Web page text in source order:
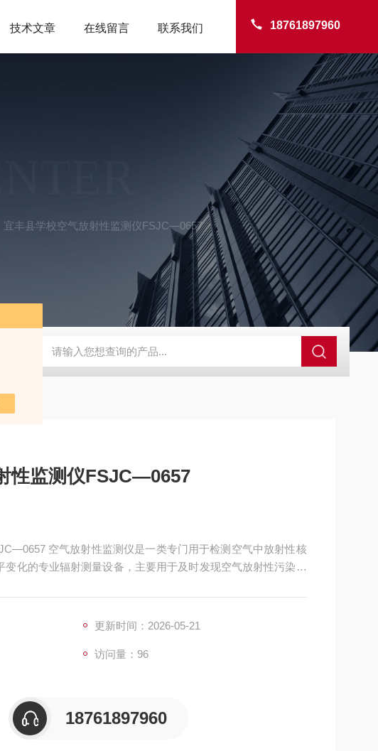
18761897960
技术文章 在线留言 联系我们
宜丰县学校空气放射性监测仪FSJC—0657
一氧化碳监控系统 人防通讯设备系统 人防呼叫按钮
性监测仪FSJC—0657
空气放射性监测仪是一类专门用于检测空气中放射性核
变化的专业辐射测量设备，主要用于及时发现空气放射性污染、
更新时间：2026-05-21
访问量：96
18761897960